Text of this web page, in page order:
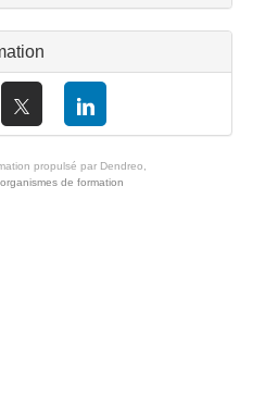
propulsé par Dendreo,
de formation